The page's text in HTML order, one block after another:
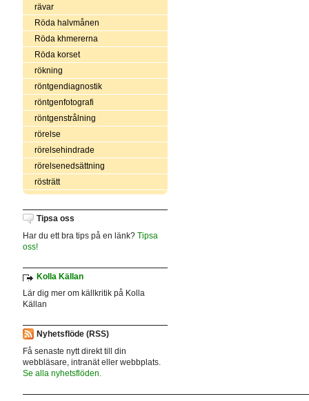
rävar
Röda halvmånen
Röda khmererna
Röda korset
rökning
röntgendiagnostik
röntgenfotografi
röntgenstrålning
rörelse
rörelsehindrade
rörelsenedsättning
rösträtt
Tipsa oss
Har du ett bra tips på en länk? Tipsa
oss!
Kolla Källan
Lär dig mer om källkritik på Kolla
Källan
Nyhetsflöde (RSS)
Få senaste nytt direkt till din
webbläsare, intranät eller webbplats.
Se alla nyhetsflöden.